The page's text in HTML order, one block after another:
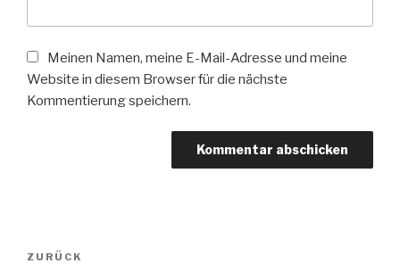
Meinen Namen, meine E-Mail-Adresse und meine
Website in diesem Browser für die nächste
Kommentierung speichern.
Beitrags-
Vorheriger
ZURÜCK